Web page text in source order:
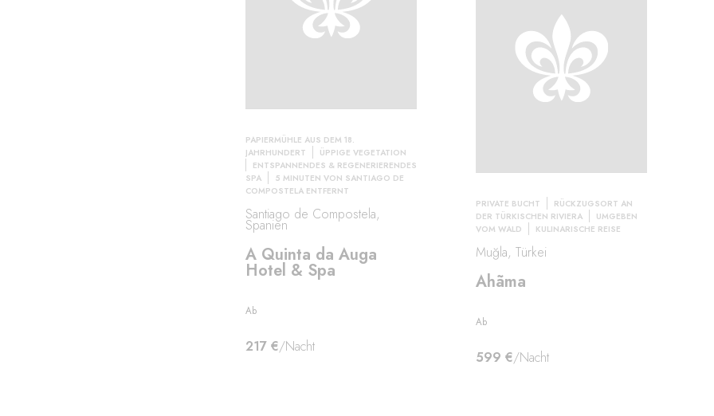
PAPIERMÜHLE AUS DEM 18.
JAHRHUNDERT
ÜPPIGE VEGETATION
ENTSPANNENDES & REGENERIERENDES
SPA
5 MINUTEN VON SANTIAGO DE
COMPOSTELA ENTFERNT
Santiago de Compostela,
Spanien
A Quinta da Auga
Hotel & Spa
Ab
217 €/Nacht
PRIVATE BUCHT
RÜCKZUGSORT AN
DER TÜRKISCHEN RIVIERA
UMGEBEN
VOM WALD
KULINARISCHE REISE
Muğla, Türkei
Ahãma
Ab
599 €/Nacht